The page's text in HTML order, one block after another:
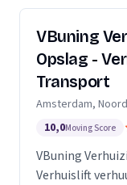
VBuning
Opslag -
Transport
Amsterdam,
10,0Moving Score
VBuning
Verhuislift